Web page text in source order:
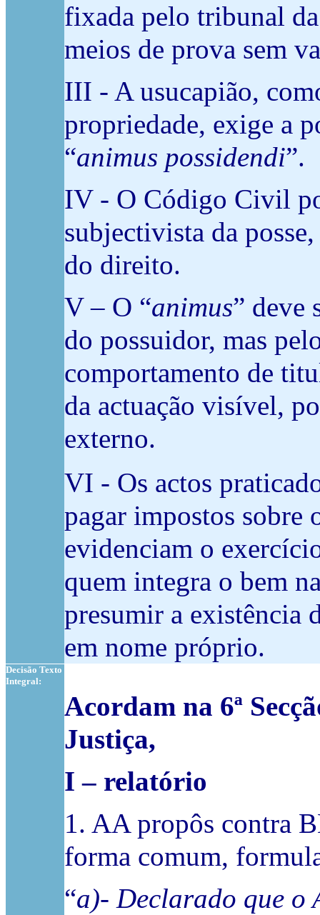
fixada pelo tribunal
meios de prova sem
III - A usucapião,
propriedade, exige a
“animus possidendi”.
IV - O Código Civil
subjectivista da
do direito.
V – O “animus” deve
do possuidor, mas
comportamento de
da actuação visível,
externo.
VI - Os actos
pagar impostos
evidenciam o
quem integra o bem
presumir a existência
em nome próprio.
Decisão Texto
Integral:
Acordam na 6ª
Justiça,
I – relatório
1. AA propôs contra
forma comum,
“a)- Declarado que o